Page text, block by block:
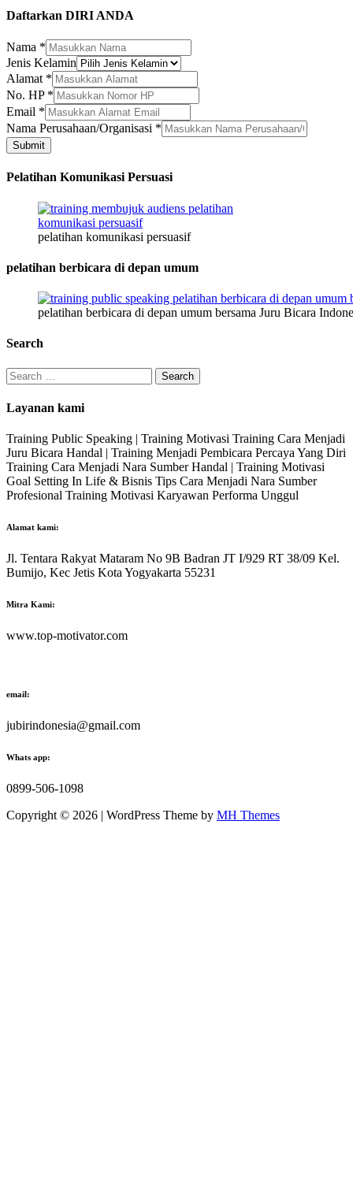
Daftarkan DIRI ANDA
Nama *
Jenis Kelamin
Alamat *
Nama
Perusahaan/Organisasi
Nama
No. HP *
Email *
Nama Perusahaan/Organisasi *
Submit
Pelatihan Komunikasi Persuasi
pelatihan komunikasi persuasif
pelatihan berbicara di depan umum
pelatihan berbicara di depan umum bersama Juru Bicara
Search
Search
for:
Layanan kami
Training Public Speaking | Training Motivasi Training Cara Menjadi
Juru Bicara Handal | Training Menjadi Pembicara Percaya Yang Diri
Training Cara Menjadi Nara Sumber Handal | Training Motivasi
Goal Setting In Life & Bisnis Tips Cara Menjadi Nara Sumber
Profesional Training Motivasi Karyawan Performa Unggul
Alamat kami:
Jl. Tentara Rakyat Mataram No 9B Badran JT I/929 RT 38/09 Kel.
Bumijo, Kec Jetis Kota Yogyakarta 55231
Mitra Kami:
www.top-motivator.com
email:
jubirindonesia@gmail.com
Whats app:
0899-506-1098
Copyright © 2026 | WordPress Theme by MH Themes